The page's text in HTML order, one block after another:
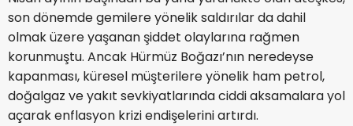
son dönemde gemilere yönelik saldırılar da dahil
olmak üzere yaşanan şiddet olaylarına rağmen
korunmuştu. Ancak Hürmüz Boğazı’nın neredeyse
kapanması, küresel müşterilere yönelik ham petrol,
doğalgaz ve yakıt sevkiyatlarında ciddi aksamalara yol
açarak enflasyon krizi endişelerini artırdı.